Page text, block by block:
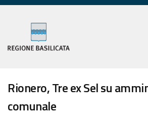
Rionero, Tre ex Sel su
comunale